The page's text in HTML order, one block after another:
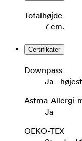
Totalhøjde
7 cm.
Certifikater
Downpass
Ja -
Astma-Allergi-
Ja
OEKO-TEX